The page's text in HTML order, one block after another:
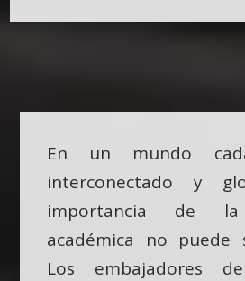
En un mundo
interconectado y
importancia de la
académica no puede
Los embajadores